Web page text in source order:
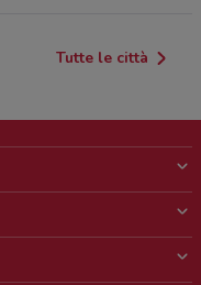
Tutte le città